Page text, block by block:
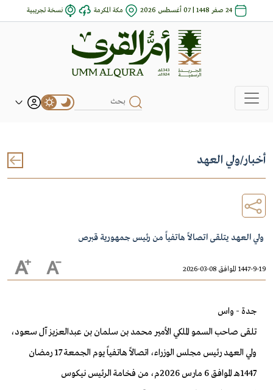
24 صفر 1448 | 07 أغسطس 2026 مكة المكرمة نسخة تجريبية
أخبار/ولي العهد
ولي العهد يتلقى اتصالاً هاتفياً من رئيس جمهورية قبرص
1447-9-19 الموافق 08-03-2026
جدة - واس
تلقى صاحب السمو الملكي الأمير محمد بن سلمان بن عبدالعزيز آل سعود،
ولي العهد رئيس مجلس الوزراء، اتصالاً هاتفياً يوم الجمعة 17 رمضان
1447هـ الموافق 6 مارس 2026م، من فخامة الرئيس نيكوس